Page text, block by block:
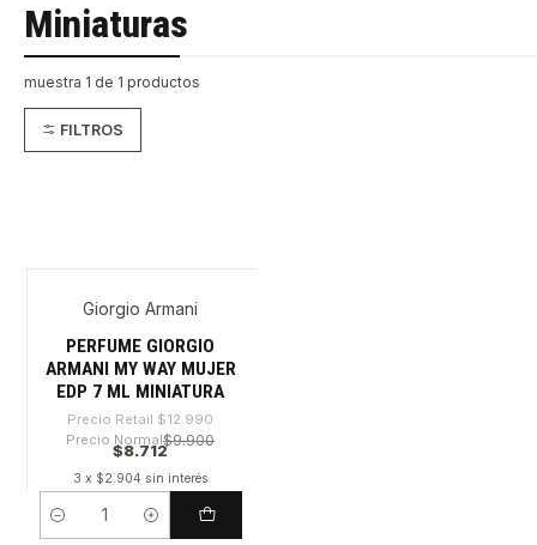
Miniaturas
muestra 1 de 1 productos
FILTROS
-32%Giorgio Armani
PERFUME GIORGIO
ARMANI MY WAY MUJER
EDP 7 ML MINIATURA
Precio Retail $12.990
Precio Normal$9.900
$8.712
3 x $2.904 sin interés
Cantidad